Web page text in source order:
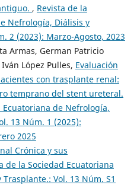
, Revista de la
Nefrología, Diálisis y
2 (2023): Marzo-Agosto, 2023
Armas, German Patricio
López Pulles, Evaluación
con trasplante renal:
temprano del stent ureteral.
Ecuatoriana de Nefrología,
13 Núm. 1 (2025):
2025
Crónica y sus
de la Sociedad Ecuatoriana
Vol. 13 Núm. S1